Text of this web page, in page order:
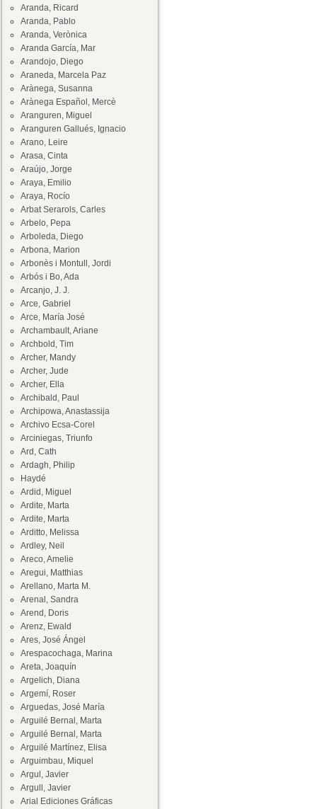
Aranda, Ricard
Aranda, Pablo
Aranda, Verònica
Aranda García, Mar
Arandojo, Diego
Araneda, Marcela Paz
Arànega, Susanna
Arànega Español, Mercè
Aranguren, Miguel
Aranguren Gallués, Ignacio
Arano, Leire
Arasa, Cinta
Araújo, Jorge
Araya, Emilio
Araya, Rocío
Arbat Serarols, Carles
Arbelo, Pepa
Arboleda, Diego
Arbona, Marion
Arbonès i Montull, Jordi
Arbós i Bo, Ada
Arcanjo, J. J.
Arce, Gabriel
Arce, María José
Archambault, Ariane
Archbold, Tim
Archer, Mandy
Archer, Jude
Archer, Ella
Archibald, Paul
Archipowa, Anastassija
Archivo Ecsa-Corel
Arciniegas, Triunfo
Ard, Cath
Ardagh, Philip
Haydé
Ardid, Miguel
Ardite, Marta
Ardite, Marta
Arditto, Melissa
Ardley, Neil
Areco, Amelie
Aregui, Matthias
Arellano, Marta M.
Arenal, Sandra
Arend, Doris
Arenz, Ewald
Ares, José Ángel
Arespacochaga, Marina
Areta, Joaquín
Argelich, Diana
Argemí, Roser
Arguedas, José María
Arguilé Bernal, Marta
Arguilé Bernal, Marta
Arguilé Martínez, Elisa
Arguimbau, Miquel
Argul, Javier
Argull, Javier
Arial Ediciones Gráficas